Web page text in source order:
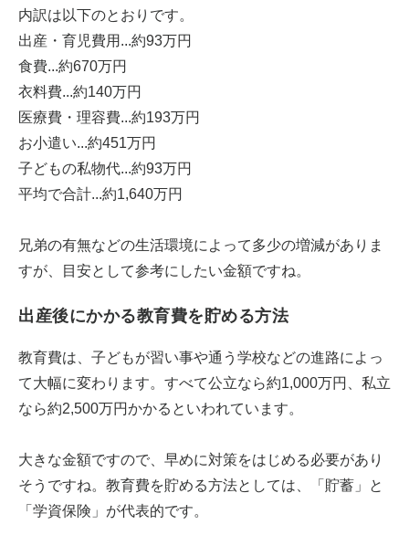
内訳は以下のとおりです。
出産・育児費用...約93万円
食費...約670万円
衣料費...約140万円
医療費・理容費...約193万円
お小遣い...約451万円
子どもの私物代...約93万円
平均で合計...約1,640万円
兄弟の有無などの生活環境によって多少の増減がありま
すが、目安として参考にしたい金額ですね。
出産後にかかる教育費を貯める方法
教育費は、子どもが習い事や通う学校などの進路によっ
て大幅に変わります。すべて公立なら約1,000万円、私立
なら約2,500万円かかるといわれています。
大きな金額ですので、早めに対策をはじめる必要があり
そうですね。教育費を貯める方法としては、「貯蓄」と
「学資保険」が代表的です。